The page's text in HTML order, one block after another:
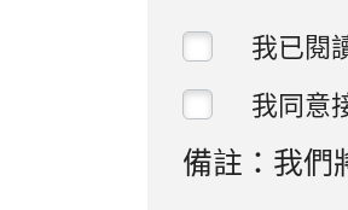
我已閱
我同意
備註：我們